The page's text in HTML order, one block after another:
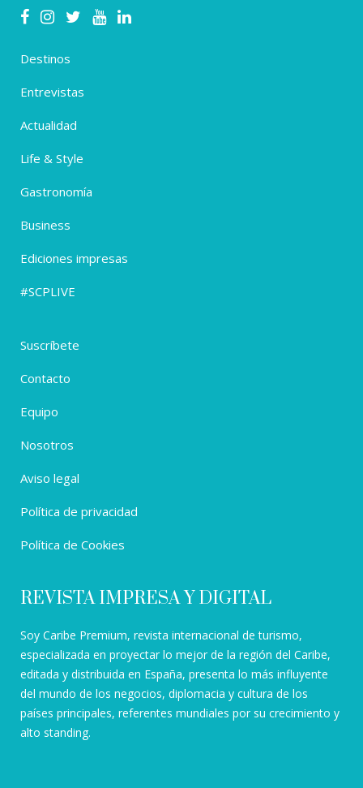
Destinos
Entrevistas
Actualidad
Life & Style
Gastronomía
Business
Ediciones impresas
#SCPLIVE
Suscríbete
Contacto
Equipo
Nosotros
Aviso legal
Política de privacidad
Política de Cookies
REVISTA IMPRESA Y DIGITAL
Soy Caribe Premium, revista internacional de turismo,
especializada en proyectar lo mejor de la región del Caribe,
editada y distribuida en España, presenta lo más influyente
del mundo de los negocios, diplomacia y cultura de los
países principales, referentes mundiales por su crecimiento y
alto standing.